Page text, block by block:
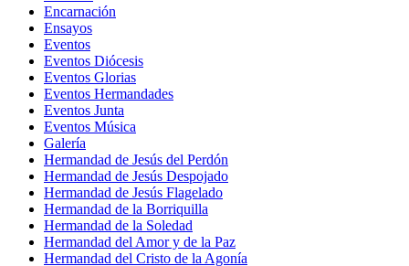
Encarnación
Ensayos
Eventos
Eventos Diócesis
Eventos Glorias
Eventos Hermandades
Eventos Junta
Eventos Música
Galería
Hermandad de Jesús del Perdón
Hermandad de Jesús Despojado
Hermandad de Jesús Flagelado
Hermandad de la Borriquilla
Hermandad de la Soledad
Hermandad del Amor y de la Paz
Hermandad del Cristo de la Agonía